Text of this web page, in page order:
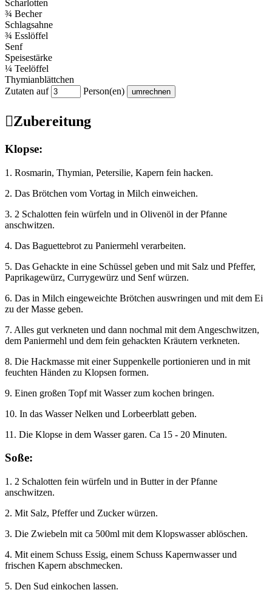
Scharlotten
¾ Becher
Schlagsahne
¾ Esslöffel
Senf
Speisestärke
¼ Teelöffel
Thymianblättchen
Zutaten auf
Person(en)
Zubereitung
Klopse:
1. Rosmarin, Thymian, Petersilie, Kapern fein hacken.
2. Das Brötchen vom Vortag in Milch einweichen.
3. 2 Schalotten fein würfeln und in Olivenöl in der Pfanne
anschwitzen.
4. Das Baguettebrot zu Paniermehl verarbeiten.
5. Das Gehackte in eine Schüssel geben und mit Salz und Pfeffer,
Paprikagewürz, Currygewürz und Senf würzen.
6. Das in Milch eingeweichte Brötchen auswringen und mit dem Ei
zu der Masse geben.
7. Alles gut verkneten und dann nochmal mit dem Angeschwitzen,
dem Paniermehl und dem fein gehackten Kräutern verkneten.
8. Die Hackmasse mit einer Suppenkelle portionieren und in mit
feuchten Händen zu Klopsen formen.
9. Einen großen Topf mit Wasser zum kochen bringen.
10. In das Wasser Nelken und Lorbeerblatt geben.
11. Die Klopse in dem Wasser garen. Ca 15 - 20 Minuten.
Soße:
1. 2 Schalotten fein würfeln und in Butter in der Pfanne
anschwitzen.
2. Mit Salz, Pfeffer und Zucker würzen.
3. Die Zwiebeln mit ca 500ml mit dem Klopswasser ablöschen.
4. Mit einem Schuss Essig, einem Schuss Kapernwasser und
frischen Kapern abschmecken.
5. Den Sud einkochen lassen.